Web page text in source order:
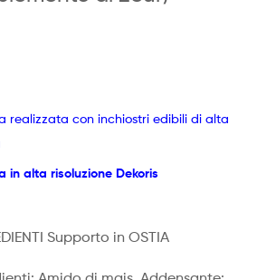
realizzata con inchiostri edibili di alta
in alta risoluzione Dekoris
Supporto in OSTIA